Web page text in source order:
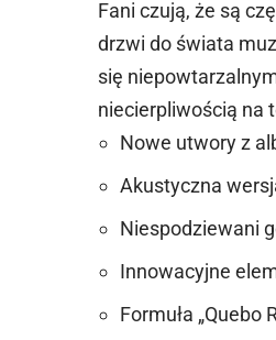
Fani czują, że są
drzwi do świata
się
niecierpliwością na
Nowe utwory z
Akustyczna
Niespodziewani
Innowacyjne
Formuła „Quebo